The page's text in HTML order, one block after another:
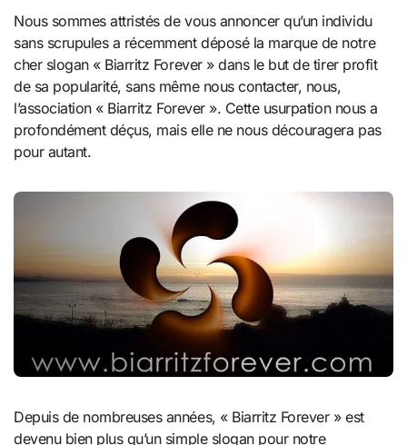
Nous sommes attristés de vous annoncer qu’un individu
sans scrupules a récemment déposé la marque de notre
cher slogan « Biarritz Forever » dans le but de tirer profit
de sa popularité, sans même nous contacter, nous,
l’association « Biarritz Forever ». Cette usurpation nous a
profondément déçus, mais elle ne nous découragera pas
pour autant.
Depuis de nombreuses années, « Biarritz Forever » est
devenu bien plus qu’un simple slogan pour notre